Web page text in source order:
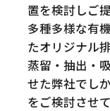
置を検討しご
多種多様な有
たオリジナル
蒸留・抽出・
せた弊社でし
をご検討させ